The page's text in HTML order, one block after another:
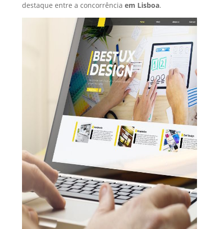
destaque entre a concorrência em Lisboa.